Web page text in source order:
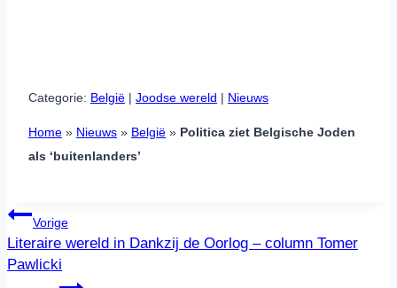
Categorie: België | Joodse wereld | Nieuws
Home » Nieuws » België » Politica ziet Belgische Joden
als ‘buitenlanders’
Bericht
navigatie
Vorige
Literaire wereld in Dankzij de Oorlog – column Tomer
Pawlicki